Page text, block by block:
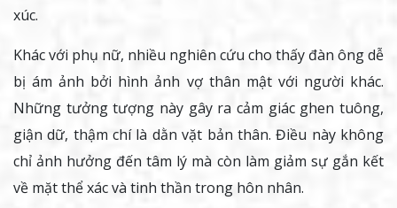
xúc.
Khác với phụ nữ, nhiều nghiên cứu cho thấy đàn ông dễ
bị ám ảnh bởi hình ảnh vợ thân mật với người khác.
Những tưởng tượng này gây ra cảm giác ghen tuông,
giận dữ, thậm chí là dằn vặt bản thân. Điều này không
chỉ ảnh hưởng đến tâm lý mà còn làm giảm sự gắn kết
về mặt thể xác và tinh thần trong hôn nhân.